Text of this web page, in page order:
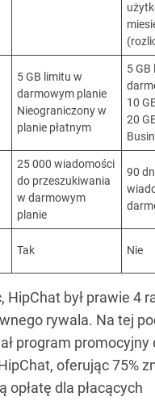
5 GB limitu w
darmowym planie
Nieograniczony w
planie płatnym
5 GB
10
20
25 000 wiadomości
do przeszukiwania
w darmowym
planie
90
Tak Nie
HipChat był prawie 4
rywala. Na tej
program promocyjny
oferując 75%
opłatę dla płacących